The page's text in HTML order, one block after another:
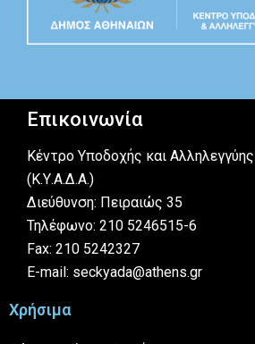
Επικοινωνία
Κέντρο Υποδοχής και
(Κ.Υ.Α.Δ.Α.)
Διεύθυνση: Πειραιώς 35
Τηλέφωνο: 210 5246515-6
Fax: 210 5242327
E-mail: seckyada@athens.gr
Χρήσιμα